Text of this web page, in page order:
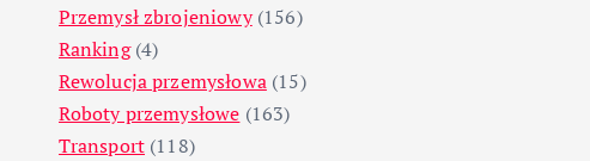
Przemysł zbrojeniowy(156)
Ranking(4)
Rewolucja przemysłowa(15)
Roboty przemysłowe (163)
Transport (118)